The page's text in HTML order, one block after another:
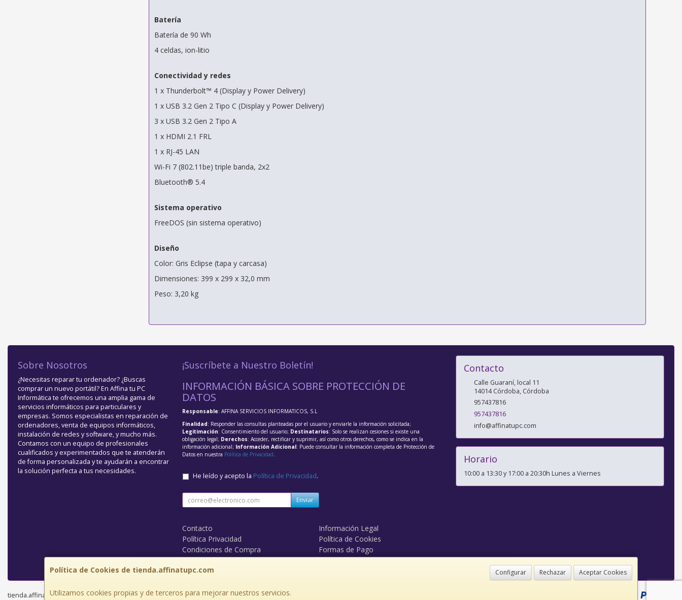
Batería
Batería de 90 Wh
4 celdas, ion-litio
Conectividad y redes
1 x Thunderbolt™ 4 (Display y Power Delivery)
1 x USB 3.2 Gen 2 Tipo C (Display y Power Delivery)
3 x USB 3.2 Gen 2 Tipo A
1 x HDMI 2.1 FRL
1 x RJ-45 LAN
Wi-Fi 7 (802.11be) triple banda, 2x2
Bluetooth® 5.4
Sistema operativo
FreeDOS (sin sistema operativo)
Diseño
Color: Gris Eclipse (tapa y carcasa)
Dimensiones: 399 x 299 x 32,0 mm
Peso: 3,20 kg
Política de Cookies de tienda.affinatupc.com Configurar Rechazar Aceptar Cookies
Utilizamos cookies propias y de terceros para mejorar nuestros servicios.
Sobre Nosotros
¿Necesitas reparar tu ordenador? ¿Buscas
comprar un nuevo portátil? En Affina tu PC
Informática te ofrecemos una amplia gama de
servicios informáticos para particulares y
empresas. Somos especialistas en reparación de
ordenadores, venta de equipos informáticos,
instalación de redes y software, y mucho más.
Contamos con un equipo de profesionales
cualificados y experimentados que te atenderán
de forma personalizada y te ayudarán a encontrar
la solución perfecta a tus necesidades.
¡Suscríbete a Nuestro Boletín!
INFORMACIÓN BÁSICA SOBRE PROTECCIÓN DE
DATOS
Responsable: AFFINA SERVICIOS INFORMATICOS, S.L
Finalidad: Responder las consultas planteadas por el usuario y enviarle la información solicitada;
Legitimación: Consentimiento del usuario; Destinatarios: Solo se realizan cesiones si existe una
obligación legal; Derechos: Acceder, rectificar y suprimir, así como otros derechos, como se indica en la
información adicional; Información Adicional: Puede consultar la información completa de Protección de
Datos en nuestra Política de Privacidad.
He leído y acepto la Política de Privacidad.
Enviar
Contacto
Información Legal
Política Privacidad
Política de Cookies
Condiciones de Compra
Formas de Pago
¿Quienes Somos?
Derecho de Desistimiento
Contacto
Calle Guaraní, local 11
14014 Córdoba, Córdoba
957437816
957437816
info@affinatupc.com
Horario
10:00 a 13:30 y 17:00 a 20:30h Lunes a Viernes
tienda.affinatupc.com © 2026